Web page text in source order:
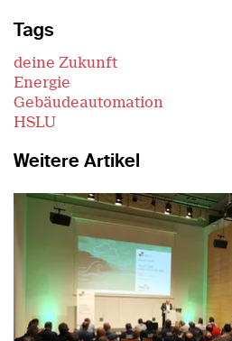
Tags
deine Zukunft
Energie
Gebäudeautomation
HSLU
Weitere Artikel